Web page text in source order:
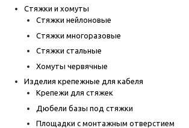
Стяжки и хомуты
Стяжки нейлоновые
Стяжки многоразовые
Стяжки стальные
Хомуты червячные
Изделия крепежные для кабеля
Крепежи для стяжек
Дюбели базы под стяжки
Площадки с монтажным отверстием